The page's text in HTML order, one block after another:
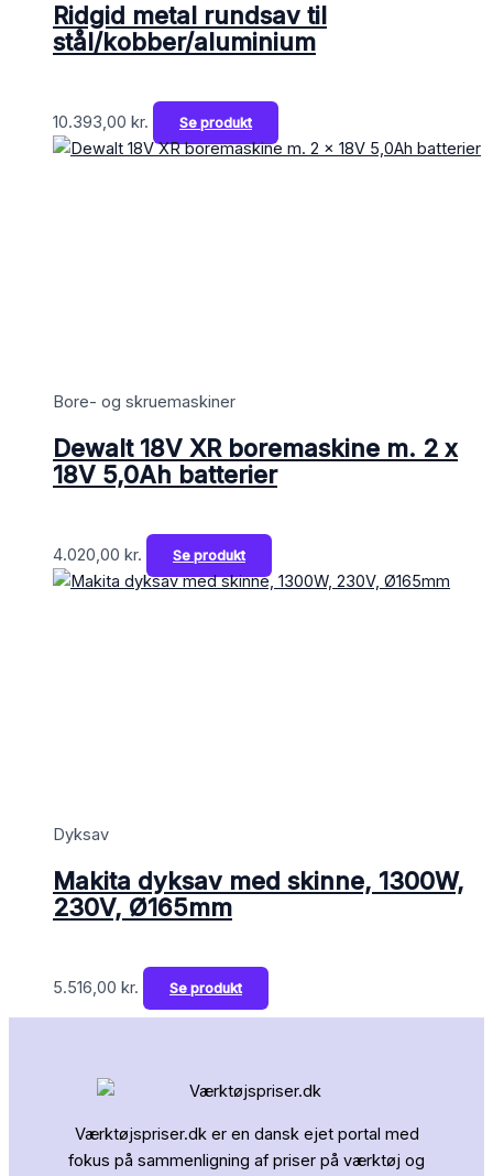
Ridgid metal rundsav til
stål/kobber/aluminium
10.393,00 kr. Se produkt
Bore- og skruemaskiner
Dewalt 18V XR boremaskine m. 2 x
18V 5,0Ah batterier
4.020,00 kr. Se produkt
Dyksav
Makita dyksav med skinne, 1300W,
230V, Ø165mm
5.516,00 kr. Se produkt
Værktøjspriser.dk er en dansk ejet portal med
fokus på sammenligning af priser på værktøj og